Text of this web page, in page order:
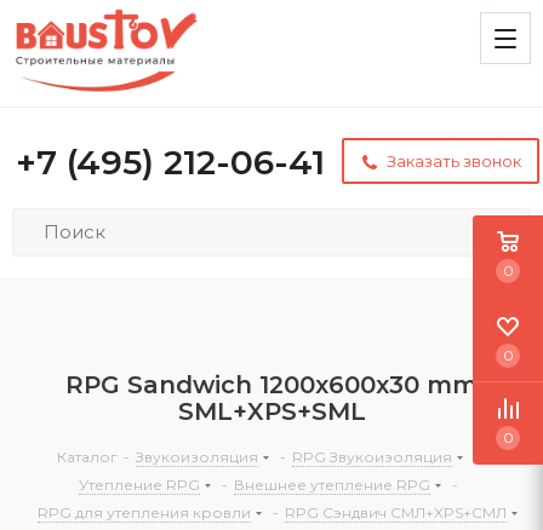
+7 (495) 212-06-41 Заказать звонок
RPG Sandwich 1200х600х30 mm
SML+XPS+SML
Каталог - Звукоизоляция - RPG Звукоизоляция
Утепление RPG
- Внешнее утепление RPG
-
RPG для утепления кровли
- RPG Сэндвич СМЛ+XPS+СМЛ
0
0
0